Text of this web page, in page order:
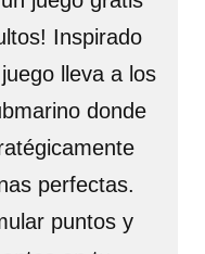
Inspirado
lleva a los
donde
perfectas.
puntos y